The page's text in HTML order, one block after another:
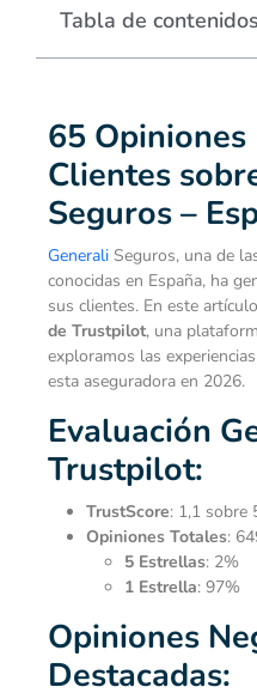
65 Opiniones
Clientes
Seguros –
Generali Seguros, una de
conocidas en España, ha
sus clientes. En este
de Trustpilot, una
exploramos las
esta aseguradora en 2026.
Evaluación
Trustpilot:
TrustScore: 1,1 sobre
Opiniones Totales:
5 Estrellas: 2%
1 Estrella: 97%
Opiniones
Destacadas:
Tabla de contenidos